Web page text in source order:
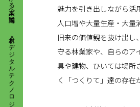
魅力を引き出しながら活
人口増や大量生産・大量
旧来の価値観を抜け出し
守る林業家や、自らのア
具や建物、ひいては場所
く「つくりて」達の存在